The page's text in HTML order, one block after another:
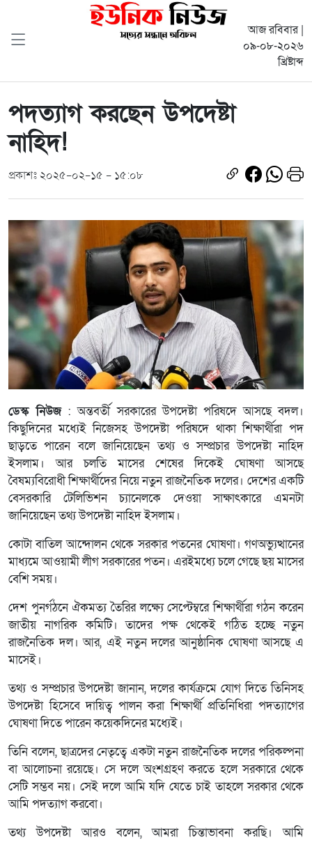
আজ রবিবার |
০৯-০৮-২০২৬
খ্রিষ্টাব্দ
পদত্যাগ করছেন উপদেষ্টা
নাহিদ!
প্রকাশঃ ২০২৫-০২-১৫ - ১৫:০৮
ডেস্ক নিউজ: অন্তবর্তী সরকারের উপদেষ্টা পরিষদে আসছে বদল।
কিছুদিনের মধ্যেই নিজেসহ উপদেষ্টা পরিষদে থাকা শিক্ষার্থীরা পদ
ছাড়তে পারেন বলে জানিয়েছেন তথ্য ও সম্প্রচার উপদেষ্টা নাহিদ
ইসলাম। আর চলতি মাসের শেষের দিকেই ঘোষণা আসছে
বৈষম্যবিরোধী শিক্ষার্থীদের নিয়ে নতুন রাজনৈতিক দলের। দেশের একটি
বেসরকারি টেলিভিশন চ্যানেলকে দেওয়া সাক্ষাৎকারে এমনটা
জানিয়েছেন তথ‍্য উপদেষ্টা নাহিদ ইসলাম।
কোটা বাতিল আন্দোলন থেকে সরকার পতনের ঘোষণা। গণঅভ্যুত্থানের
মাধ্যমে আওয়ামী লীগ সরকারের পতন। এরইমধ্যে চলে গেছে ছয় মাসের
বেশি সময়।
দেশ পুনর্গঠনে ঐকমত্য তৈরির লক্ষ্যে সেপ্টেম্বরে শিক্ষার্থীরা গঠন করেন
জাতীয় নাগরিক কমিটি। তাদের পক্ষ থেকেই গঠিত হচ্ছে নতুন
রাজনৈতিক দল। আর, এই নতুন দলের আনুষ্ঠানিক ঘোষণা আসছে এ
মাসেই।
তথ্য ও সম্প্রচার উপদেষ্টা জানান, দলের কার্যক্রমে যোগ দিতে তিনিসহ
উপদেষ্টা হিসেবে দায়িত্ব পালন করা শিক্ষার্থী প্রতিনিধিরা পদত্যাগের
ঘোষণা দিতে পারেন কয়েকদিনের মধ্যেই।
তিনি বলেন, ছাত্রদের নেতৃত্বে একটা নতুন রাজনৈতিক দলের পরিকল্পনা
বা আলোচনা রয়েছে। সে দলে অংশগ্রহণ করতে হলে সরকারে থেকে
সেটি সম্ভব নয়। সেই দলে আমি যদি যেতে চাই তাহলে সরকার থেকে
আমি পদত্যাগ করবো।
তথ্য উপদেষ্টা আরও বলেন, আমরা চিন্তাভাবনা করছি। আমি